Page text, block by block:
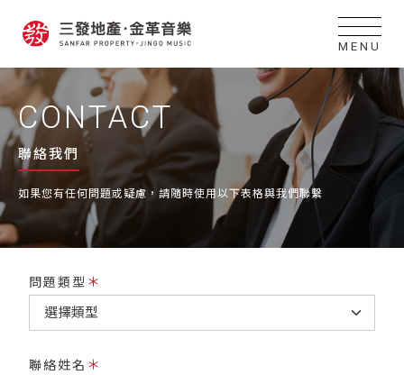
MENU
CONTACT
聯絡我們
如果您有任何問題或疑慮，請隨時使用以下表格與我們聯繫
問題類型 ＊
聯絡姓名 ＊